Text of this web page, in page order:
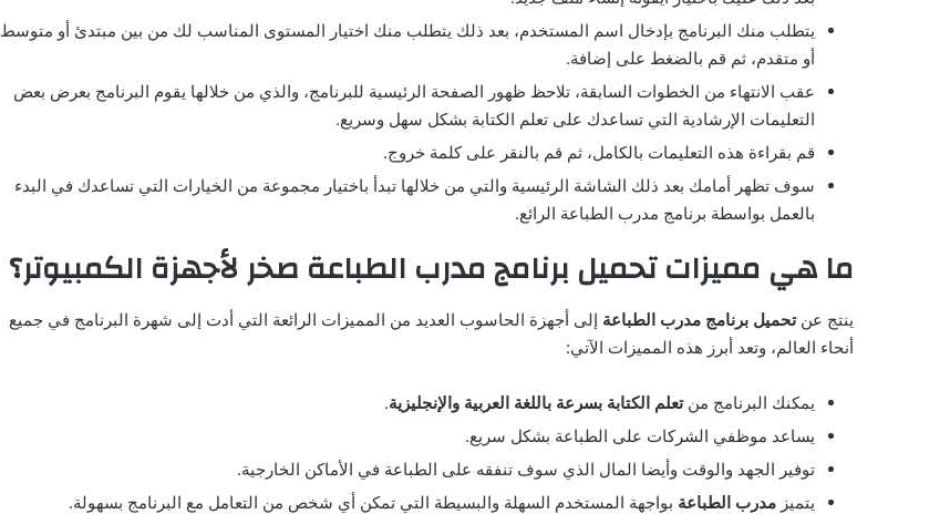
يتطلب منك البرنامج بإدخال اسم المستخدم، بعد ذلك يتطلب منك اختيار المستوى المناسب لك من بين مبتدئ أو متوسط
أو متقدم، ثم قم بالضغط على إضافة.
عقب الانتهاء من الخطوات السابقة، تلاحظ ظهور الصفحة الرئيسية للبرنامج، والذي من خلالها يقوم البرنامج بعرض بعض
التعليمات الإرشادية التي تساعدك على تعلم الكتابة بشكل سهل وسريع.
قم بقراءة هذه التعليمات بالكامل، ثم قم بالنقر على كلمة خروج.
سوف تظهر أمامك بعد ذلك الشاشة الرئيسية والتي من خلالها تبدأ باختيار مجموعة من الخيارات التي تساعدك في البدء
بالعمل بواسطة برنامج مدرب الطباعة الرائع.
ما هي مميزات تحميل برنامج مدرب الطباعة صخر لأجهزة الكمبيوتر؟
ينتج عنتحميل برنامج مدرب الطباعة إلى أجهزة الحاسوب العديد من المميزات الرائعة التي أدت إلى شهرة البرنامج في جميع
أنحاء العالم، وتعد أبرز هذه المميزات الآتي:
يمكنك البرنامج منتعلم الكتابة بسرعة باللغة العربية والإنجليزية.
يساعد موظفي الشركات على الطباعة بشكل سريع.
توفير الجهد والوقت وأيضا المال الذي سوف تنفقه على الطباعة في الأماكن الخارجية.
يتميز مدرب الطباعة بواجهة المستخدم السهلة والبسيطة التي تمكن أي شخص من التعامل مع البرنامج بسهولة.